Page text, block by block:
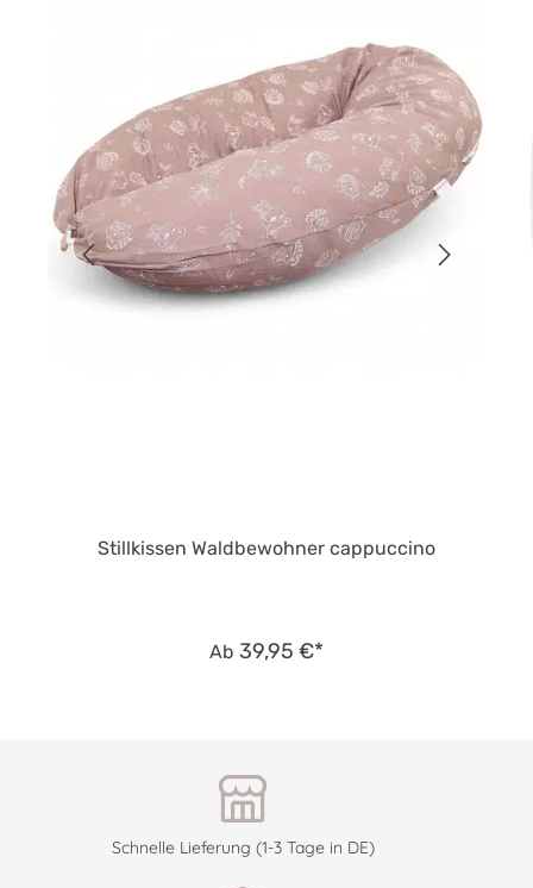
Stillkissen Waldbewohner cappuccino
Ab 39,95 €*
Schnelle Lieferung (1-3 Tage in DE)